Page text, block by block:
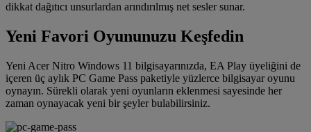
dikkat dağıtıcı unsurlardan arındırılmış net sesler sunar.
Yeni Favori Oyununuzu Keşfedin
Yeni Acer Nitro Windows 11 bilgisayarınızda, EA Play üyeliğini de
içeren üç aylık PC Game Pass paketiyle yüzlerce bilgisayar oyunu
oynayın. Sürekli olarak yeni oyunların eklenmesi sayesinde her
zaman oynayacak yeni bir şeyler bulabilirsiniz.